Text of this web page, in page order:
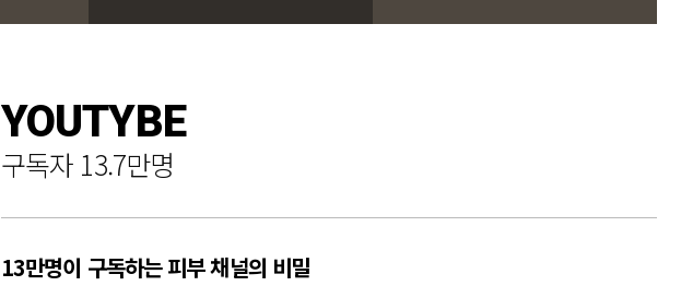
YOUTYBE
구독자 13.7만명
13만명이 구독하는 피부 채널의 비밀